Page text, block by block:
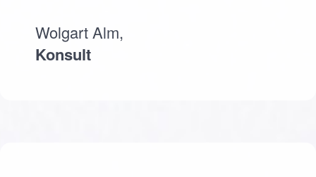
Wolgart Alm,
Konsult